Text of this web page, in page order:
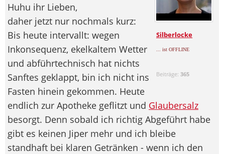
Silberlocke
... ist OFFLINE
Beiträge:365
Huhu ihr Lieben,
daher jetzt nur nochmals kurz:
Bis heute intervallt: wegen
Inkonsequenz, ekelkaltem Wetter
und abführtechnisch hat nichts
Sanftes geklappt, bin ich nicht ins
Fasten hinein gekommen. Heute
endlich zur Apotheke geflitzt und Glaubersalz
besorgt. Denn sobald ich richtig Abgeführt habe
gibt es keinen Jiper mehr und ich bleibe
standhaft bei klaren Getränken - wenn ich den